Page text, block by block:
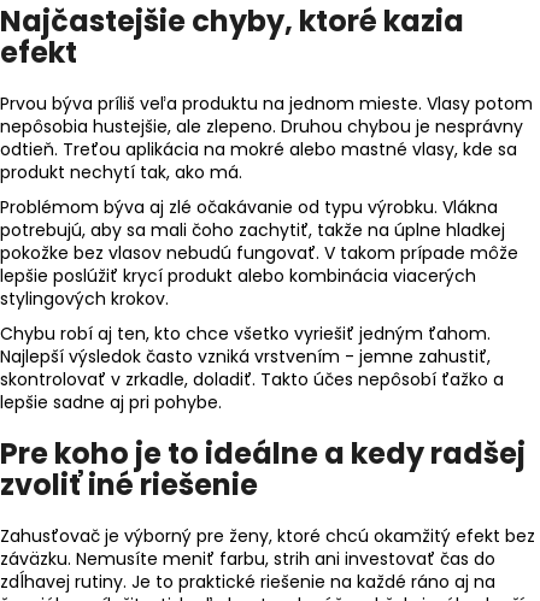
Najčastejšie chyby, ktoré kazia
efekt
Prvou býva príliš veľa produktu na jednom mieste. Vlasy potom
nepôsobia hustejšie, ale zlepeno. Druhou chybou je nesprávny
odtieň. Treťou aplikácia na mokré alebo mastné vlasy, kde sa
produkt nechytí tak, ako má.
Problémom býva aj zlé očakávanie od typu výrobku. Vlákna
potrebujú, aby sa mali čoho zachytiť, takže na úplne hladkej
pokožke bez vlasov nebudú fungovať. V takom prípade môže
lepšie poslúžiť krycí produkt alebo kombinácia viacerých
stylingových krokov.
Chybu robí aj ten, kto chce všetko vyriešiť jedným ťahom.
Najlepší výsledok často vzniká vrstvením - jemne zahustiť,
skontrolovať v zrkadle, doladiť. Takto účes nepôsobí ťažko a
lepšie sadne aj pri pohybe.
Pre koho je to ideálne a kedy radšej
zvoliť iné riešenie
Zahusťovač je výborný pre ženy, ktoré chcú okamžitý efekt bez
záväzku. Nemusíte meniť farbu, strih ani investovať čas do
zdĺhavej rutiny. Je to praktické riešenie na každé ráno aj na